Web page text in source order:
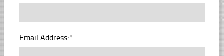
Email Address:*